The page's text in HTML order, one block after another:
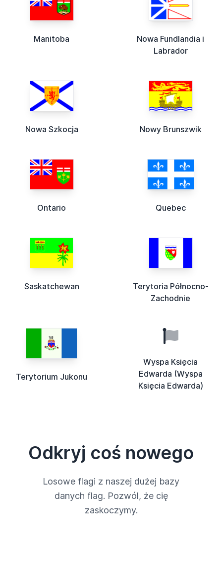
Manitoba
Nowa Fundlandia i
Labrador
Nowa Szkocja Nowy Brunszwik
Ontario Quebec
Saskatchewan
Terytoria Północno-
Zachodnie
Terytorium Jukonu
Wyspa Księcia
Edwarda (Wyspa
Księcia Edwarda)
Odkryj coś nowego
Losowe flagi z naszej dużej bazy
danych flag. Pozwól, że cię
zaskoczymy.